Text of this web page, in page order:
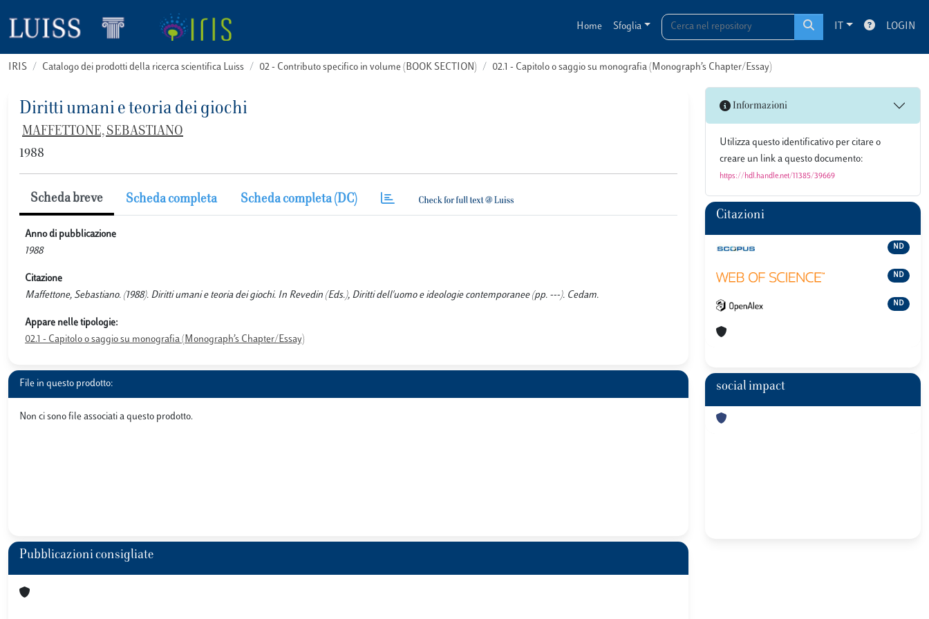
Home Sfoglia IT LOGIN
IRIS Catalogo dei prodotti della ricerca scientifica Luiss 02 - Contributo specifico in volume (BOOK SECTION) 02.1 - Capitolo o saggio su monografia (Monograph’s Chapter/Essay)
Diritti umani e teoria dei giochi
MAFFETTONE, SEBASTIANO
1988
Scheda breve Scheda completa Scheda completa (DC)
Anno di pubblicazione
1988
Citazione
Maffettone, Sebastiano. (1988). Diritti umani e teoria dei giochi. In Revedin (Eds.), Diritti dell'uomo e ideologie contemporanee (pp. ---). Cedam.
Appare nelle tipologie:
02.1 - Capitolo o saggio su monografia (Monograph’s Chapter/Essay)
File in questo prodotto:
Non ci sono file associati a questo prodotto.
Pubblicazioni consigliate
Informazioni
Utilizza questo identificativo per citare o
creare un link a questo documento:
https://hdl.handle.net/11385/39669
Citazioni
ND
ND
ND
social impact